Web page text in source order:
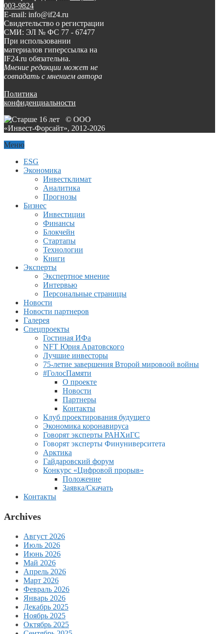
003-9824
E-mail: info@if24.ru
Свидетельство о регистрации
СМИ: ЭЛ № ФС 77 - 67477
При использовании
материалов гиперссылка на
IF24.ru обязательна.
Мнение редакции может не
совпадать с мнением автора
Политика
конфиденциальности
© ООО
«Инвест-Форсайт», 2012-2026
Меню
ESG
Экономика
Инвестклимат
Аналитика
Прогнозы
Бизнес
Инвестиции
Финансы
Блокчейн
Стартапы
Технологии
Книги
Эксперты
Экспертное мнение
Интервью
Персональные страницы
Новости
Новости партнеров
Галерея
Спецпроекты
Гостиная ИФа
NFT Юрия Аратовского
Лучшие инвесторы
75-летие завершения Второй мировоой войны
#ГолосПамяти
О проекте
Новости
Партнеры
Контакты
Клуб проектирования будущего
Экономика коронавируса
Говорят эксперты РАНХиГС
Говорят эксперты Финуниверситета
Арктика
Гайдаровский форум
Конкурс «Цифровой прорыв»
Положение
Заявка/Скачать
Контакты
Archives
Август 2026
Июль 2026
Июнь 2026
Май 2026
Апрель 2026
Март 2026
Февраль 2026
Январь 2026
Декабрь 2025
Ноябрь 2025
Октябрь 2025